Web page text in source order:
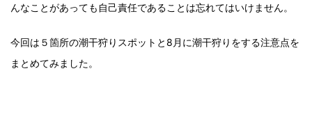
んなことがあっても自己責任であることは忘れてはいけません。
今回は５箇所の潮干狩りスポットと8月に潮干狩りをする注意点を
まとめてみました。